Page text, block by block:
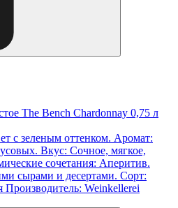
The Bench Chardonnay 0,75 л
с зеленым оттенком. Аромат:
Вкус: Сочное, мягкое,
сочетания: Аперитив.
сырами и десертами. Сорт:
Weinkellerei